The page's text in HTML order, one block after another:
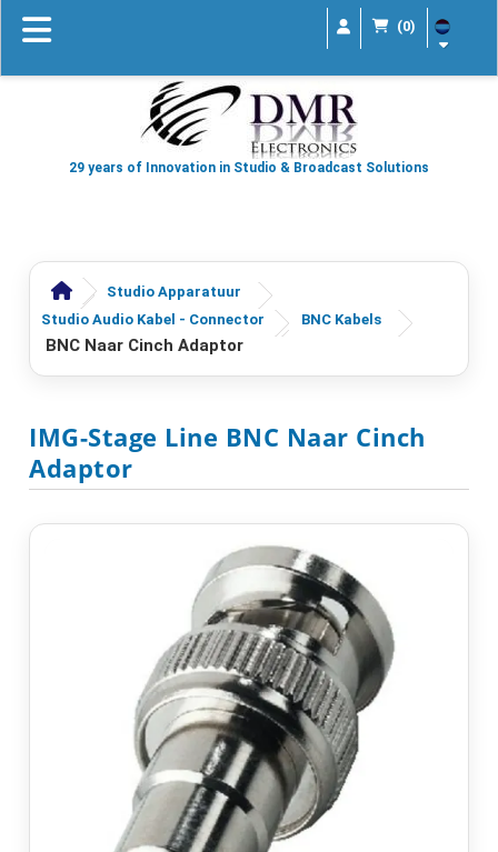
(0)
29 years of Innovation in Studio & Broadcast Solutions
Studio Apparatuur
Studio Audio Kabel - Connector
BNC Kabels
BNC Naar Cinch Adaptor
IMG-Stage Line BNC Naar Cinch
Adaptor